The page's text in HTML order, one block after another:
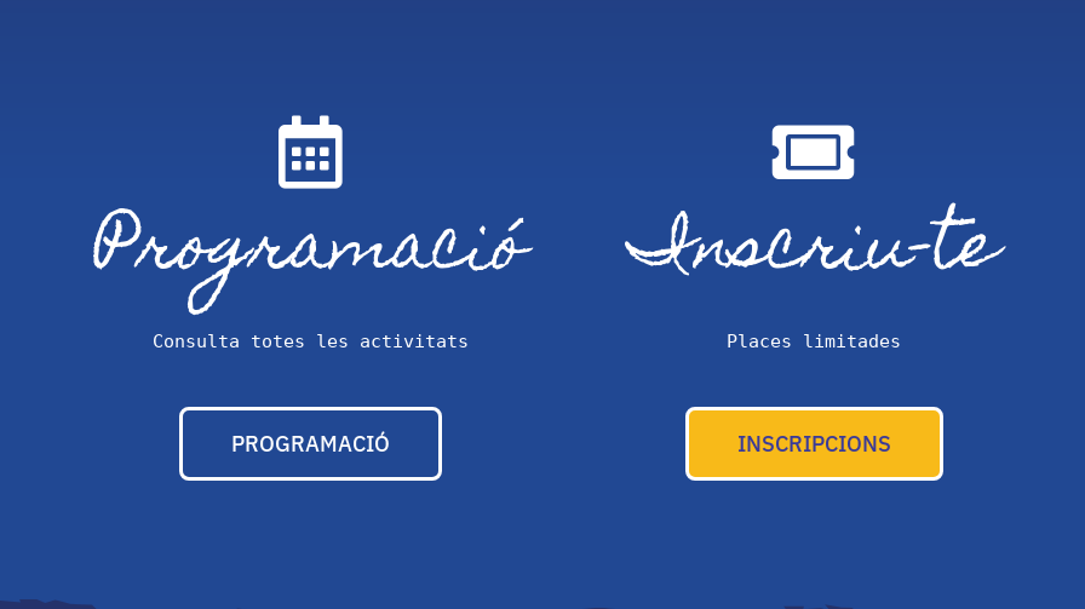
Programació
Consulta totes les activitats
PROGRAMACIÓ
Inscriu-te
Places limitades
INSCRIPCIONS